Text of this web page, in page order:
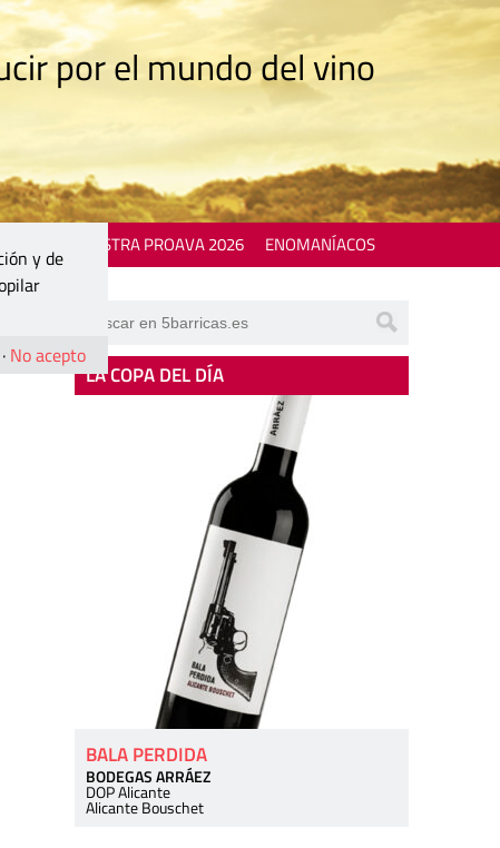
por el mundo del vino
MOSTRA PROAVA 2026 ENOMANÍACOS
LA COPA DEL DÍA
BALA PERDIDA
BODEGAS ARRÁEZ
DOP Alicante
Alicante Bouschet
y de
· No acepto